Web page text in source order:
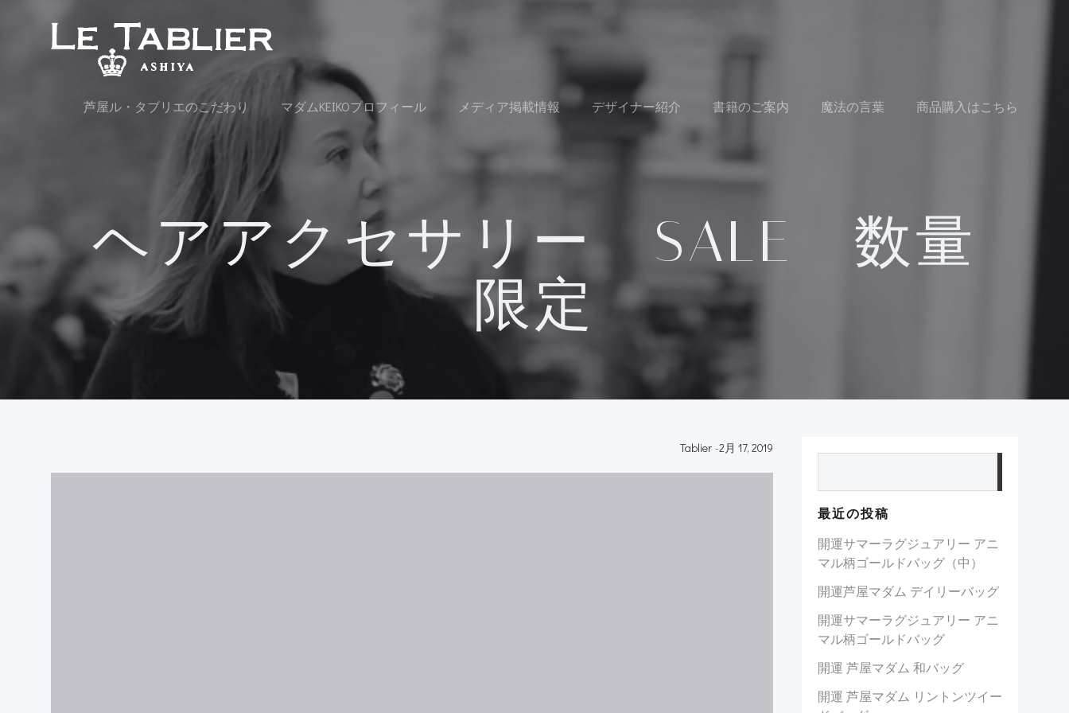
芦屋ル・タブリエのこだわり マダムKEIKOプロフィール メディア掲載情報 デザイナー紹介 書籍のご案内 魔法の言葉 商品購入はこちら
ヘアアクセサリー SALE 数量
限定
Tablier -2月 17, 2019
最近の投稿
開運サマーラグジュアリー アニ
マル柄ゴールドバッグ（中）
開運芦屋マダム デイリーバッグ
開運サマーラグジュアリー アニ
マル柄ゴールドバッグ
開運 芦屋マダム 和バッグ
開運 芦屋マダム リントンツイー